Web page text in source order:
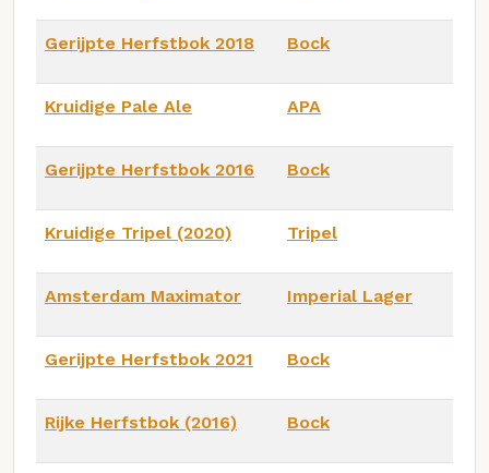
Gerijpte Herfstbok 2018 Bock
Kruidige Pale Ale APA
Gerijpte Herfstbok 2016 Bock
Kruidige Tripel (2020) Tripel
Amsterdam Maximator Imperial Lager
Gerijpte Herfstbok 2021 Bock
Rijke Herfstbok (2016) Bock